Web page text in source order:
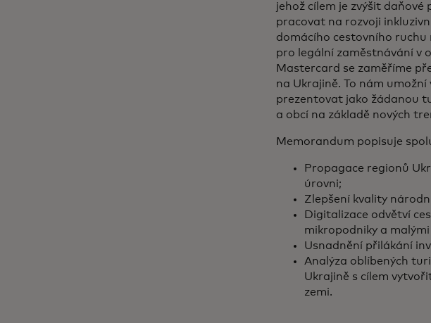
jehož cílem je zvýšit daňové
pracovat na rozvoji
domácího cestovního
pro legální zaměstnávání v
Mastercard se zaměříme
na Ukrajině. To nám
prezentovat jako žádanou
a obcí na základě nových
Memorandum popisuje
Propagace regionů
úrovni;
Zlepšení kvality
Digitalizace odvětví
mikropodniky a
Usnadnění přilákání
Analýza oblíbených
Ukrajině s cílem
zemi.